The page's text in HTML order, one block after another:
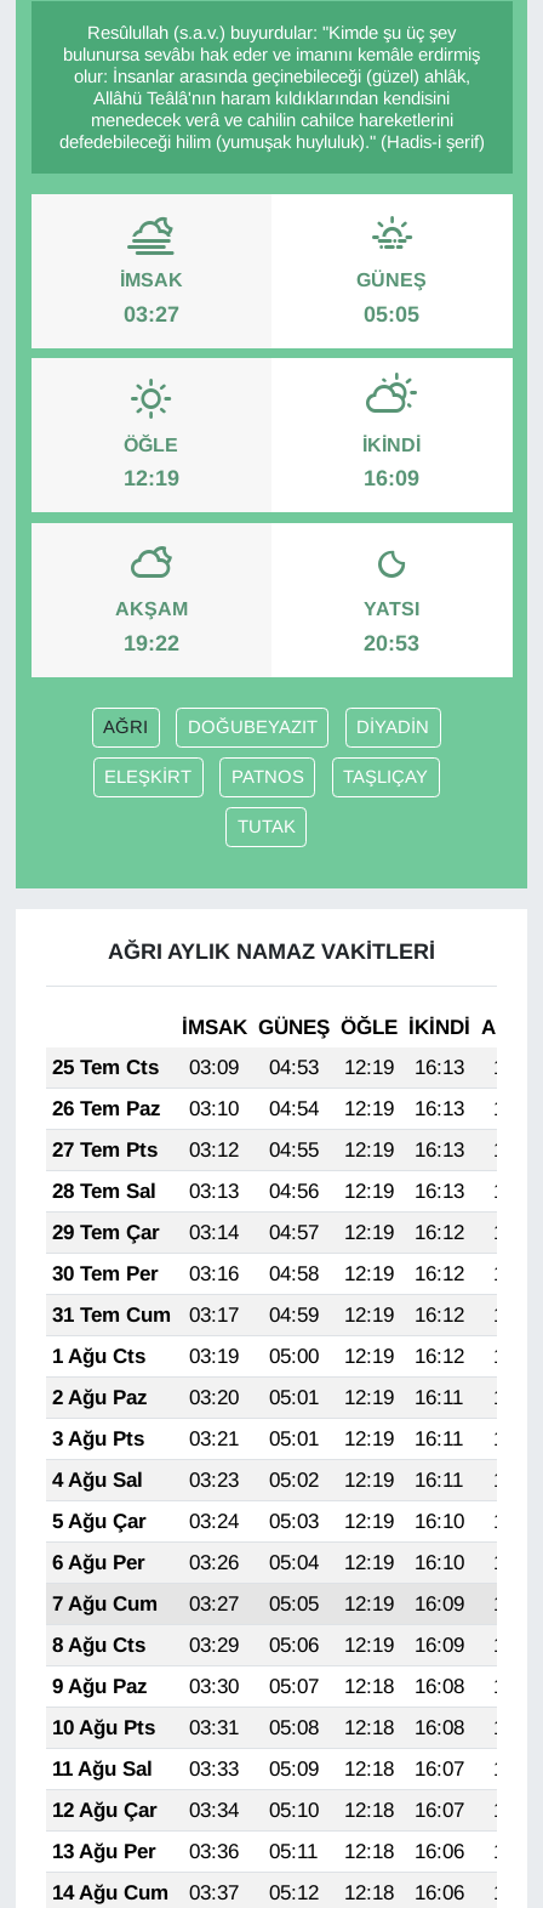
Resûlullah (s.a.v.) buyurdular: "Kimde şu üç şey
bulunursa sevâbı hak eder ve imanını kemâle erdirmiş
olur: İnsanlar arasında geçinebileceği (güzel) ahlâk,
Allâhü Teâlâ'nın haram kıldıklarından kendisini
menedecek verâ ve cahilin cahilce hareketlerini
defedebileceği hilim (yumuşak huyluluk)." (Hadis-i şerif)
İMSAK
03:27
GÜNEŞ
05:05
ÖĞLE
12:19
İKINDI
16:09
AKŞAM
19:22
YATSI
20:53
AĞRI DOĞUBEYAZIT DİYADİN
ELEŞKİRT PATNOS TAŞLIÇAY
TUTAK
AĞRI AYLIK NAMAZ VAKITLERI
İMSAK GÜNEŞ ÖĞLE İKINDI
25 Tem Cts
03:09 04:53 12:19 16:13
19:35
26 Tem Paz
03:10 04:54 12:19 16:13
19:35
27 Tem Pts
03:12 04:55 12:19 16:13
19:34
28 Tem Sal
03:13 04:56 12:19 16:13
19:33
29 Tem Çar
03:14 04:57 12:19 16:12
19:32
30 Tem Per
03:16 04:58 12:19 16:12
19:31
31 Tem Cum
03:17 04:59 12:19 16:12
19:30
1 Ağu Cts
03:19 05:00 12:19 16:12
19:29
2 Ağu Paz
03:20 05:01 12:19 16:11
19:28
3 Ağu Pts
03:21 05:01 12:19 16:11
19:27
4 Ağu Sal
03:23 05:02 12:19 16:11
19:26
5 Ağu Çar
03:24 05:03 12:19 16:10
19:25
6 Ağu Per
03:26 05:04 12:19 16:10
19:23
7 Ağu Cum
03:27 05:05 12:19 16:09
19:22
8 Ağu Cts
03:29 05:06 12:19 16:09
19:21
9 Ağu Paz
03:30 05:07 12:18 16:08
19:20
10 Ağu Pts
03:31 05:08 12:18 16:08
19:19
11 Ağu Sal
03:33 05:09 12:18 16:07
19:17
12 Ağu Çar
03:34 05:10 12:18 16:07
19:16
13 Ağu Per
03:36 05:11 12:18 16:06
19:15
14 Ağu Cum
03:37 05:12 12:18 16:06
19:14
Diğer
DÜNYA
EKONOMİ
Eleman
Emlak
En çok konuşulanlar
GENEL
Gündem
HABERDE İNSAN
İngilizce
Kültür & Sanat
KURDÎ
MAGAZİN
MEDYA
ONE EKONOMİ
POLİTİKA
Resmi İlanlar
RÖPORTAJ
SAĞLIK
Seri İlan
Sinema - TV
SİYASET
SPOR
TEBRİK
TEKNOLOJİ